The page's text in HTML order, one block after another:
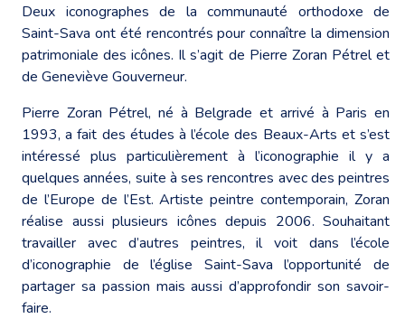
Deux iconographes de la communauté orthodoxe de
Saint-Sava ont été rencontrés pour connaître la dimension
patrimoniale des icônes. Il s’agit de Pierre Zoran Pétrel et
de Geneviève Gouverneur.
Pierre Zoran Pétrel, né à Belgrade et arrivé à Paris en
1993, a fait des études à l’école des Beaux-Arts et s’est
intéressé plus particulièrement à l’iconographie il y a
quelques années, suite à ses rencontres avec des peintres
de l’Europe de l’Est. Artiste peintre contemporain, Zoran
réalise aussi plusieurs icônes depuis 2006. Souhaitant
travailler avec d’autres peintres, il voit dans l’école
d’iconographie de l’église Saint-Sava l’opportunité de
partager sa passion mais aussi d’approfondir son savoir-
faire.